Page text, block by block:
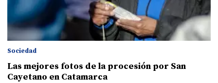
Sociedad
Las mejores fotos de la procesión por San
Cayetano en Catamarca